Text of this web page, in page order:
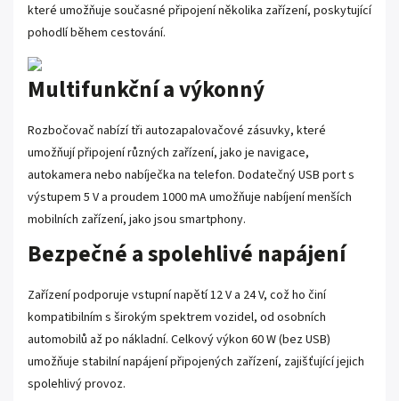
které umožňuje současné připojení několika zařízení, poskytující
pohodlí během cestování.
Multifunkční a výkonný
Rozbočovač nabízí tři autozapalovačové zásuvky, které
umožňují připojení různých zařízení, jako je navigace,
autokamera nebo nabíječka na telefon. Dodatečný USB port s
výstupem 5 V a proudem 1000 mA umožňuje nabíjení menších
mobilních zařízení, jako jsou smartphony.
Bezpečné a spolehlivé napájení
Zařízení podporuje vstupní napětí 12 V a 24 V, což ho činí
kompatibilním s širokým spektrem vozidel, od osobních
automobilů až po nákladní. Celkový výkon 60 W (bez USB)
umožňuje stabilní napájení připojených zařízení, zajišťující jejich
spolehlivý provoz.